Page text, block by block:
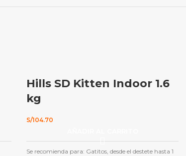
Hills SD Kitten Indoor 1.6
kg
S/104.70
Se recomienda para: Gatitos, desde el destete hasta 1